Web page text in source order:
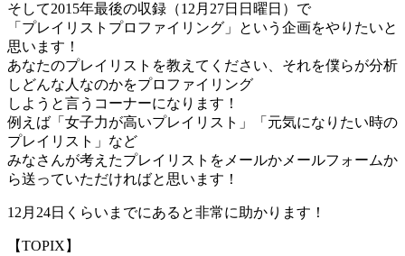
そして2015年最後の収録（12月27日日曜日）で
「プレイリストプロファイリング」という企画をやりたいと
思います！
あなたのプレイリストを教えてください、それを僕らが分析
しどんな人なのかをプロファイリング
しようと言うコーナーになります！
例えば「女子力が高いプレイリスト」「元気になりたい時の
プレイリスト」など
みなさんが考えたプレイリストをメールかメールフォームか
ら送っていただければと思います！
12月24日くらいまでにあると非常に助かります！
【TOPIX】